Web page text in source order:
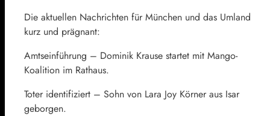
Die aktuellen Nachrichten für München und das Umland
kurz und prägnant:
Amtseinführung – Dominik Krause startet mit Mango-
Koalition im Rathaus.
Toter identifiziert – Sohn von Lara Joy Körner aus Isar
geborgen.